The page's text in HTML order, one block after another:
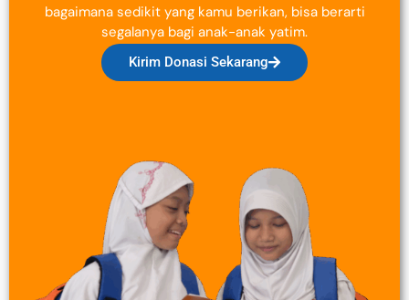
bagaimana sedikit yang kamu berikan, bisa berarti
segalanya bagi anak-anak yatim.
Kirim Donasi Sekarang